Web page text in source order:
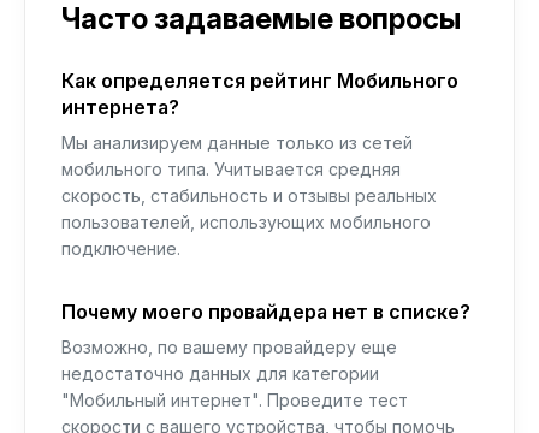
Часто задаваемые вопросы
Как определяется рейтинг Мобильного
интернета?
Мы анализируем данные только из сетей
мобильного типа. Учитывается средняя
скорость, стабильность и отзывы реальных
пользователей, использующих мобильного
подключение.
Почему моего провайдера нет в списке?
Возможно, по вашему провайдеру еще
недостаточно данных для категории
"Мобильный интернет". Проведите тест
скорости с вашего устройства, чтобы помочь